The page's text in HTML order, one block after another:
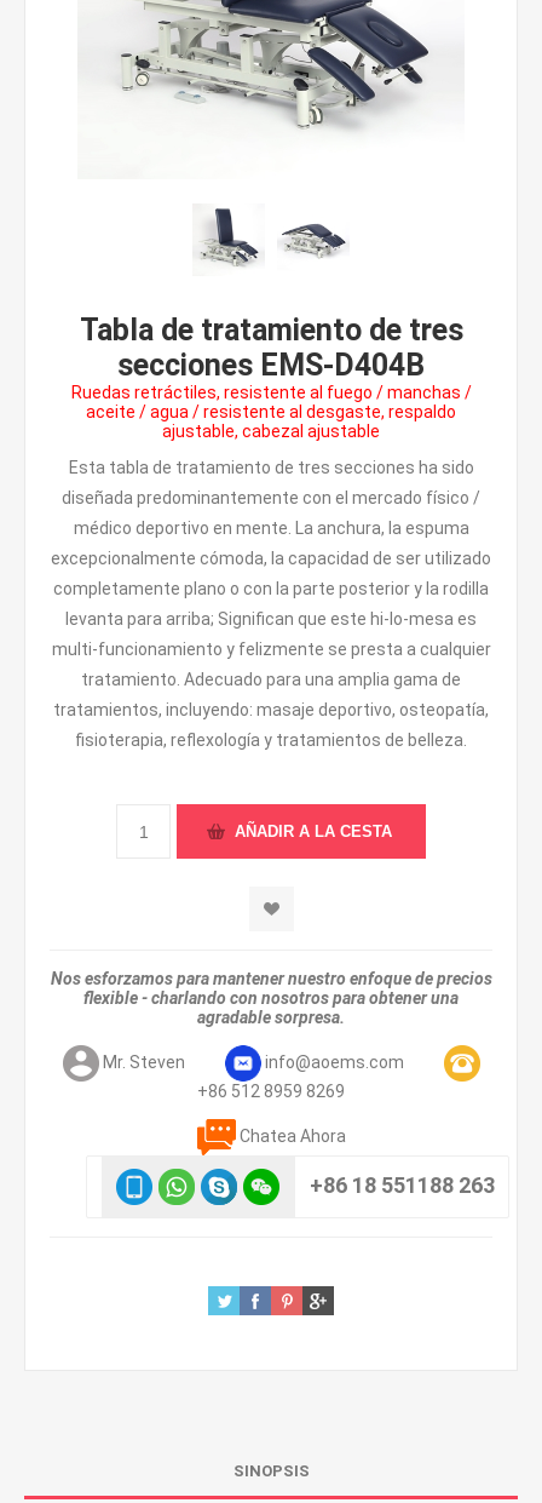
Tabla de tratamiento de tres
secciones EMS-D404B
Ruedas retráctiles, resistente al fuego / manchas /
aceite / agua / resistente al desgaste, respaldo
ajustable, cabezal ajustable
Esta tabla de tratamiento de tres secciones ha sido
diseñada predominantemente con el mercado físico /
médico deportivo en mente. La anchura, la espuma
excepcionalmente cómoda, la capacidad de ser utilizado
completamente plano o con la parte posterior y la rodilla
levanta para arriba; Significan que este hi-lo-mesa es
multi-funcionamiento y felizmente se presta a cualquier
tratamiento. Adecuado para una amplia gama de
tratamientos, incluyendo: masaje deportivo, osteopatía,
fisioterapia, reflexología y tratamientos de belleza.
Nos esforzamos para mantener nuestro enfoque de precios
flexible - charlando con nosotros para obtener una
agradable sorpresa.
Mr. Steven
info@aoems.com
+86 512 8959 8269
Chatea Ahora
+86 18 551188 263
SINOPSIS